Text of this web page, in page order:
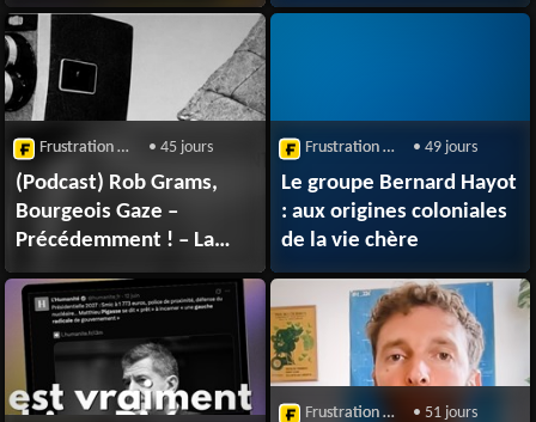
Frustration Magazine • 45 jours
(Podcast) Rob Grams,
Bourgeois Gaze –
Précédemment ! – La
Nuit du Dimanche
Frustration Magazine • 49 jours
Le groupe Bernard Hayot
: aux origines coloniales
de la vie chère
Frustration Magazine • 51 jours